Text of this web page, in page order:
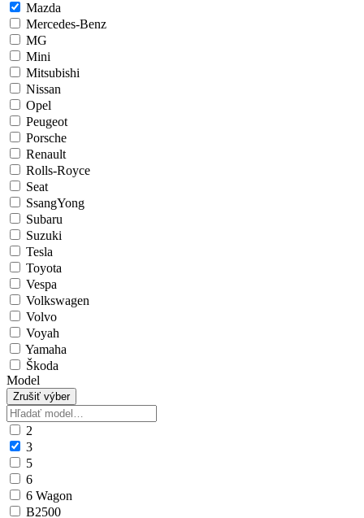
Mazda
Mercedes-Benz
MG
Mini
Mitsubishi
Nissan
Opel
Peugeot
Porsche
Renault
Rolls-Royce
Seat
SsangYong
Subaru
Suzuki
Tesla
Toyota
Vespa
Volkswagen
Volvo
Voyah
Yamaha
Škoda
Model
Zrušiť výber
2
3
5
6
6 Wagon
B2500